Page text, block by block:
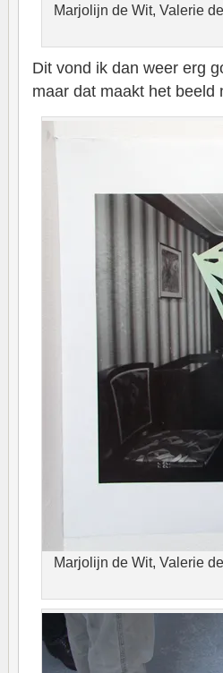
Marjolijn de Wit, Valerie
Dit vond ik dan weer erg
maar dat maakt het beeld
Marjolijn de Wit, Valerie